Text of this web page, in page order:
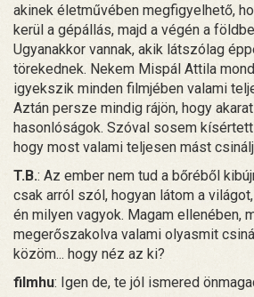
akinek életművében megfigyelhető,
kerül a gépállás, majd a végén a
Ugyanakkor vannak, akik látszólag
törekednek. Nekem Mispál Attila
igyekszik minden filmjében valami
Aztán persze mindig rájön, hogy
hasonlóságok. Szóval sosem
hogy most valami teljesen mást
T.B.: Az ember nem tud a bőréből
csak arról szól, hogyan látom a
én milyen vagyok. Magam ellenében,
megerőszakolva valami olyasmit
közöm... hogy néz az ki?
filmhu: Igen de, te jól ismered